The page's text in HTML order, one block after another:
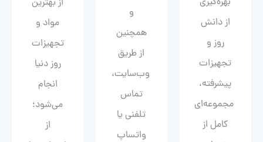
از دانش
روز و
تجهیزات
پیشرفته،
مجموعه‌ای
کامل از
و
همچنین
از طریق
وب‌سایت،
تماس
تلفنی یا
واتساپ
مواد و
تجهیزات
روز دنیا
انجام
می‌شود؛
از